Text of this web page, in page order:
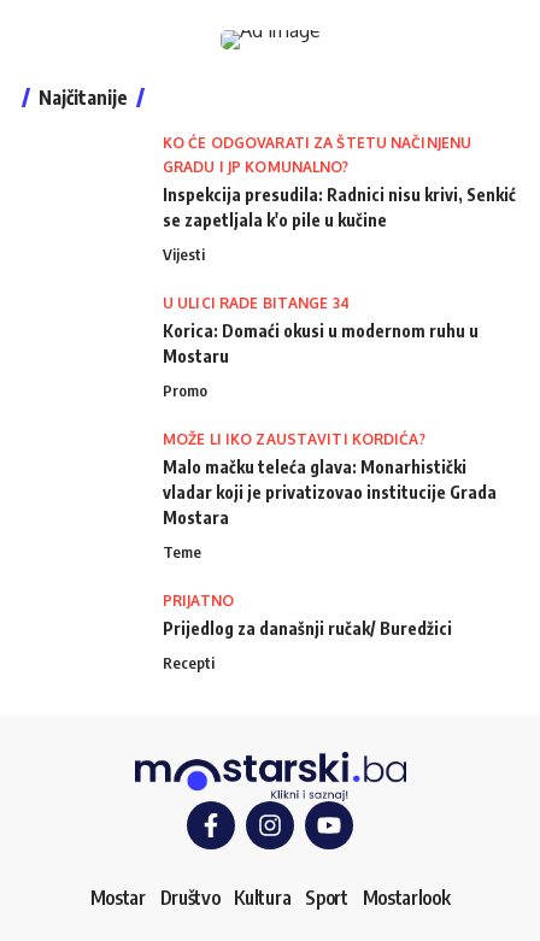
Najčitanije
KO ĆE ODGOVARATI ZA ŠTETU NAČINJENU
GRADU I JP KOMUNALNO?
Inspekcija presudila: Radnici nisu krivi, Senkić
se zapetljala k'o pile u kučine
Vijesti
U ULICI RADE BITANGE 34
Korica: Domaći okusi u modernom ruhu u
Mostaru
Promo
MOŽE LI IKO ZAUSTAVITI KORDIĆA?
Malo mačku teleća glava: Monarhistički
vladar koji je privatizovao institucije Grada
Mostara
Teme
PRIJATNO
Prijedlog za današnji ručak/ Buredžici
Recepti
Mostar Društvo Kultura Sport Mostarlook